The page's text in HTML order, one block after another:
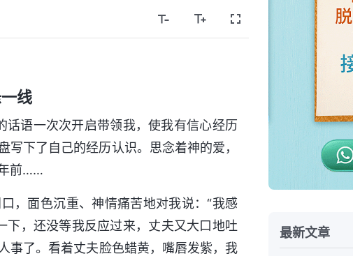
线
话语一次次开启带领我，使我有信心经历
下了自己的经历认识。思念着神的爱，
前……
，面色沉重、神情痛苦地对我说：“我感
下，还没等我反应过来，丈夫又大口地吐
事了。看着丈夫脸色蜡黄，嘴唇发紫，我
最新文章